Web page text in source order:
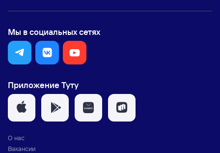
Мы в социальных сетях
Приложение Туту
О нас
Вакансии